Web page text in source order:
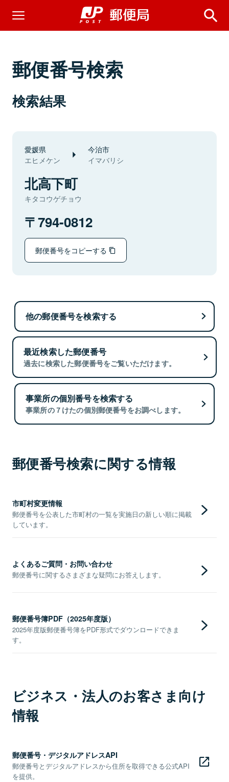
郵便番号検索
検索結果
愛媛県
エヒメケン
今治市
イマバリシ
北高下町
キタコウゲチョウ
794-0812
郵便番号をコピーする
他の郵便番号を検索する
最近検索した郵便番号
過去に検索した郵便番号をご覧いただけます。
事業所の個別番号を検索する
事業所の７けたの個別郵便番号をお調べします。
郵便番号検索に関する情報
市町村変更情報
郵便番号を公表した市町村の一覧を実施日の新しい順に掲載
しています。
よくあるご質問・お問い合わせ
郵便番号に関するさまざまな疑問にお答えします。
郵便番号簿PDF（2025年度版）
2025年度版郵便番号簿をPDF形式でダウンロードできま
す。
ビジネス・法人のお客さま向け
情報
郵便番号・デジタルアドレスAPI
郵便番号とデジタルアドレスから住所を取得できる公式API
を提供。